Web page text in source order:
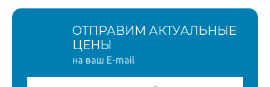
ОТПРАВИМ АКТУАЛЬНЫЕ
ЦЕНЫ
на ваш E-mail